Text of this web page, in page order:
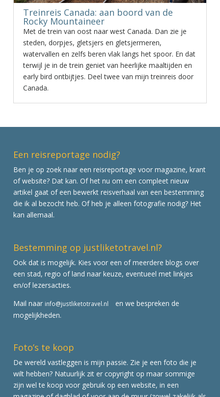
Treinreis Canada: aan boord van de
Rocky Mountaineer
Met de trein van oost naar west Canada. Dan zie je
steden, dorpjes, gletsjers en gletsjermeren,
watervallen en zelfs beren vlak langs het spoor. En dat
terwijl je in de trein geniet van heerlijke maaltijden en
early bird ontbijtjes. Deel twee van mijn treinreis door
Canada.
Een reisreportage nodig?
Ben je op zoek naar een reisreportage voor magazine, krant
of website? Dat kan. Of het nu om een compleet nieuw
artikel gaat of een bewerkt reisverhaal van een bestemming
die ik al bezocht heb. Of heb je alleen fotografie nodig? Het
kan allemaal.
Bestemming op justliketotravel.nl?
Ook dat is mogelijk. Kies voor een of meerdere blogs over
een stad, regio of land naar keuze, eventueel met linkjes
en/of lezersacties.
Mail naar info@justliketotravel.nl
en we bespreken de
mogelijkheden.
Foto’s te koop
De wereld vastleggen is mijn passie. Zie je een foto die je
wilt hebben? Natuurlijk zit er copyright op maar sommige
zijn wel te koop voor gebruik op een website, in een